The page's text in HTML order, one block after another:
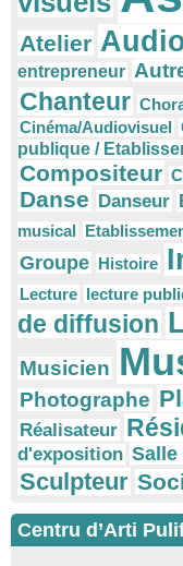
Atelier
entrepreneur
Chanteur
Cinéma/Audiovisuel
publique /
Compositeur
Danse Danseur
musical
Groupe Histoire
Lecture lecture
de diffusion
Musicien
Photographe
Réalisateur
d'exposition Salle
Sculpteur
Centru d’Arti